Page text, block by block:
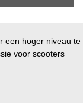
een hoger niveau te
voor scooters